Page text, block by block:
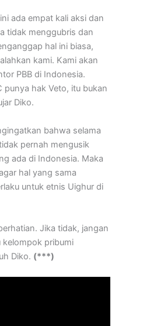
ada empat kali aksi dan
tidak menggubris dan
hal ini biasa,
kami. Kami akan
PBB di Indonesia.
punya hak Veto, itu bukan
Diko.
bahwa selama
pernah mengusik
ada di Indonesia. Maka
hal yang sama
untuk etnis Uighur di
Jika tidak, jangan
kelompok pribumi
Diko. (***)